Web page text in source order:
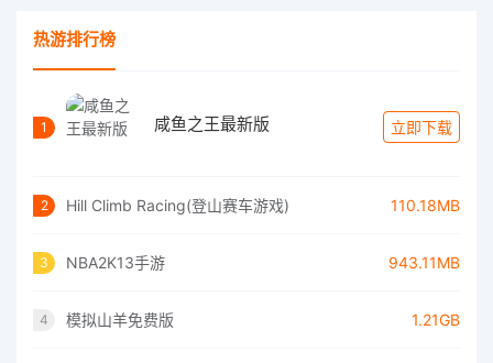
热游排行榜
1 咸鱼之王最新版 立即下载
2 Hill Climb Racing(登山赛车游戏) 110.18MB
3 NBA2K13手游 943.11MB
4 模拟山羊免费版 1.21GB